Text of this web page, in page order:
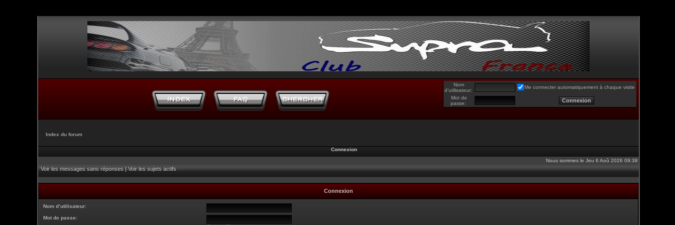
Nom
d’utilisateur:
Me connecter automatiquement à chaque visite
Mot de
passe:
Index du forum
Connexion
Nous sommes le Jeu 6 Aoû 2026 09:38
Voir les messages sans réponses|Voir les sujets actifs
Connexion
Nom d’utilisateur:
Mot de passe: